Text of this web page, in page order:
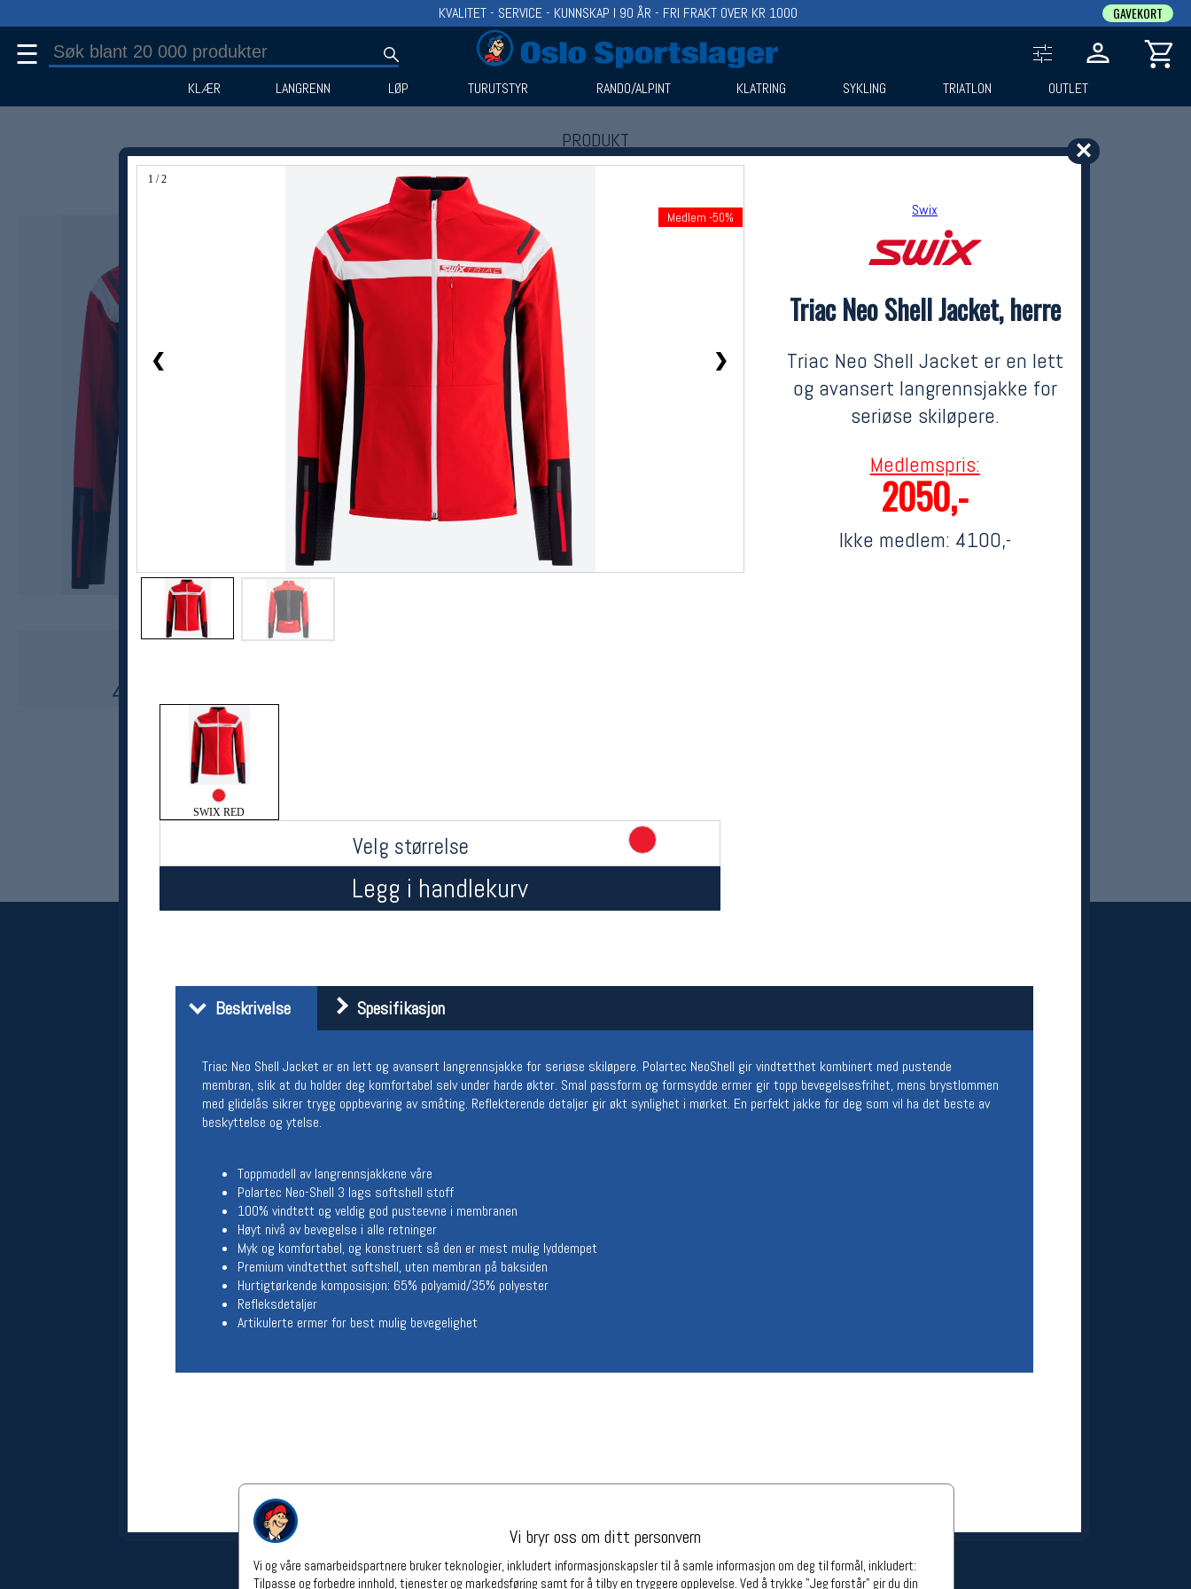
✕
1 / 2
❮ ❯
Medlem -50% Swix
Triac Neo Shell Jacket, herre
Triac Neo Shell Jacket er en lett
og avansert langrennsjakke for
seriøse skiløpere.
Medlemspris:
2050,-
Ikke medlem: 4100,-
SWIX RED
Velg størrelse
Legg i handlekurv
Beskrivelse Spesifikasjon
Triac Neo Shell Jacket er en lett og avansert langrennsjakke for seriøse skiløpere. Polartec NeoShell gir vindtetthet kombinert med pustende
membran, slik at du holder deg komfortabel selv under harde økter. Smal passform og formsydde ermer gir topp bevegelsesfrihet, mens brystlommen
med glidelås sikrer trygg oppbevaring av småting. Reflekterende detaljer gir økt synlighet i mørket. En perfekt jakke for deg som vil ha det beste av
beskyttelse og ytelse.
Toppmodell av langrennsjakkene våre
Polartec Neo-Shell 3 lags softshell stoff
100% vindtett og veldig god pusteevne i membranen
Høyt nivå av bevegelse i alle retninger
Myk og komfortabel, og konstruert så den er mest mulig lyddempet
Premium vindtetthet softshell, uten membran på baksiden
Hurtigtørkende komposisjon: 65% polyamid/35% polyester
Refleksdetaljer
Artikulerte ermer for best mulig bevegelighet
Vi bryr oss om ditt personvern
Vi og våre samarbeidspartnere bruker teknologier, inkludert informasjonskapsler til å samle informasjon om deg til formål, inkludert:
Tilpasse og forbedre innhold, tjenester og markedsføring samt for å tilby en tryggere opplevelse. Ved å trykke "Jeg forstår" gir du din
KVALITET - SERVICE - KUNNSKAP I 90 ÅR - FRI FRAKT OVER KR 1000 GAVEKORT
☰
KLÆR LANGRENN LØP TURUTSTYR RANDO/ALPINT KLATRING SYKLING TRIATLON OUTLET
PRODUKT
Produkter (1)
Medlem -50%
Swix
4100,-
Her finner du oss
0183 Oslo
Telefon: 23 32 62 00
(telefontid man-fredag klokken 10-13)
Vis i kart
Man-Fredag:
11-18
Magasinet
MELD DEG INN GRATIS
Åpningstider verkstedet
Man-Fredag:
11-18
11-16
Om verkstedet
For å bestille time må du logge inn i
nettbutikken og trykke på den
nederste blå linjen
Betingelser
Personsvernerklæring
Informasjonskapsler
Bærekraft